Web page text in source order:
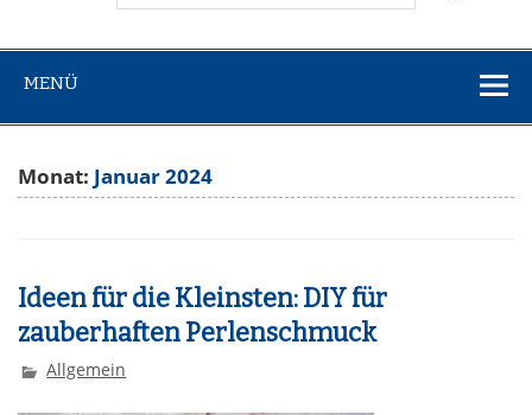
MENÜ
Monat: Januar 2024
Ideen für die Kleinsten: DIY für
zauberhaften Perlenschmuck
Allgemein